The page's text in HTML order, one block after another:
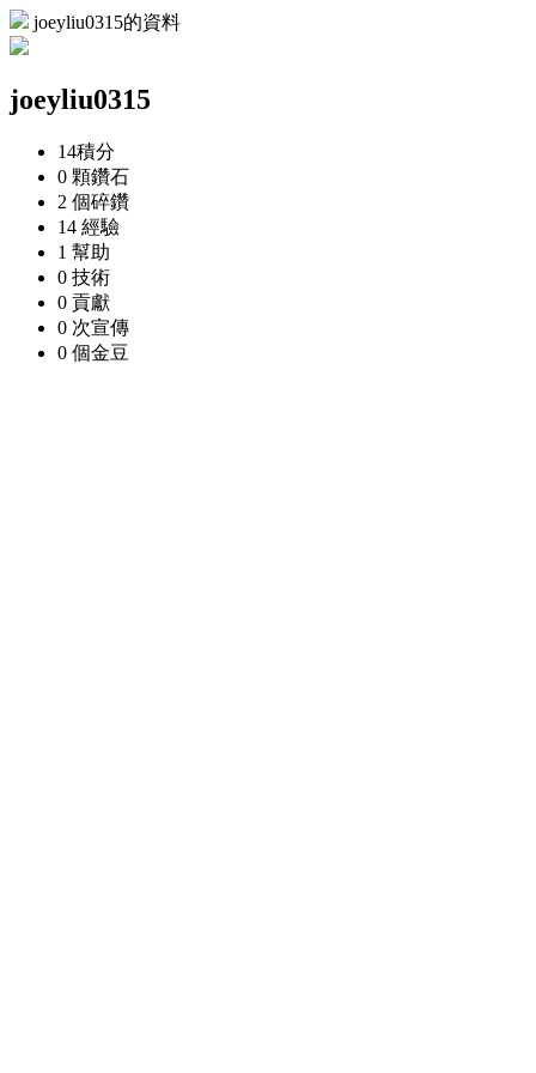
joeyliu0315的資料
joeyliu0315
14積分
0 顆鑽石
2 個碎鑽
14 經驗
1 幫助
0 技術
0 貢獻
0 次宣傳
0 個金豆